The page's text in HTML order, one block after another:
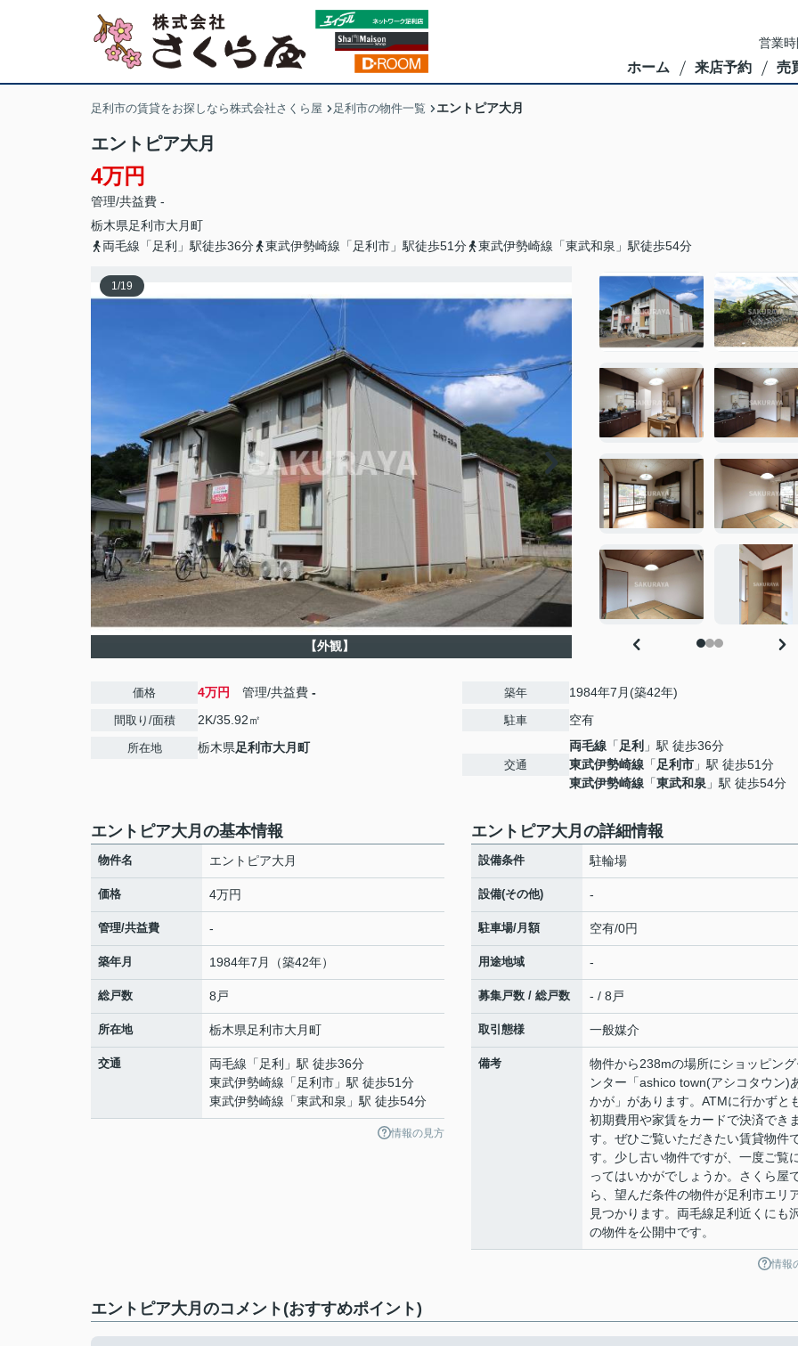
営業
ホーム 来店予約 売
足利市の賃貸をお探しなら株式会社さくら屋 足利市の物件一覧 エントピア大月
エントピア大月
4万円
管理/共益費 -
栃木県足利市大月町
両毛線「足利」駅徒歩36分
東武伊勢崎線「足利市」駅徒歩51分 東武伊勢崎線「東武和泉」駅徒歩54分
1/19
【外観】
価格 4万円 管理/共益費 -
間取り/面積 2K/35.92㎡
所在地 栃木県足利市大月町
築年 1984年7月(築42年)
駐車 空有
交通
両毛線 「 足利 」駅 徒歩36分
東武伊勢崎線 「 足利市 」駅 徒歩51分
東武伊勢崎線 「東武和泉 」駅 徒歩54分
エントピア大月の基本情報
物件名 エントピア大月
価格 4万円
管理/共益費 -
築年月 1984年7月（築42年）
総戸数 8戸
所在地 栃木県足利市大月町
交通 両毛線 「 足利 」駅 徒歩36分
東武伊勢崎線 「 足利市 」駅 徒歩51分
東武伊勢崎線 「東武和泉 」駅 徒歩54分
情報の見方
エントピア大月の詳細情報
設備条件 駐輪場
設備(その他) -
駐車場/月額 空有/0円
用途地域 -
募集戸数 / 総戸数 - / 8戸
取引態様 一般媒介
備考
物件から238mの場所にショッピン
ンター「ashico town(アシコタウン)
かが」があります。ATMに行かずと
初期費用や家賃をカードで決済でき
す。ぜひご覧いただきたい賃貸物件
す。少し古い物件ですが、一度ご覧
ってはいかがでしょうか。さくら屋
ら、望んだ条件の物件が足利市エリ
見つかります。両毛線足利近くにも
の物件を公開中です。
情報
エントピア大月のコメント(おすすめポイント)